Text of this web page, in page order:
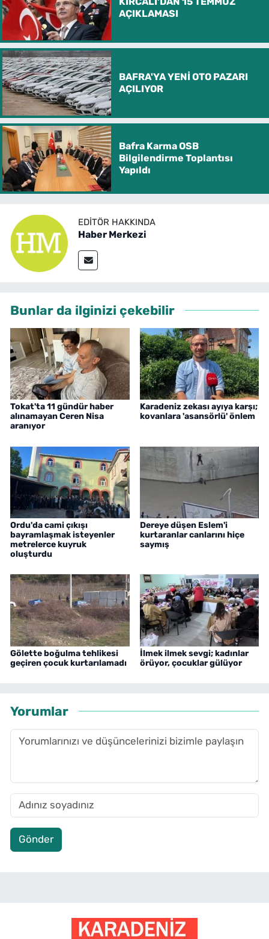
AÇIKLAMASI
BAFRA'YA YENİ OTO PAZARI
AÇILIYOR
Bafra Karma OSB
Bilgilendirme Toplantısı
Yapıldı
EDITÖR HAKKINDA
Haber Merkezi
Bunlar da ilginizi çekebilir
Tokat'ta 11 gündür haber
alınamayan Ceren Nisa
aranıyor
Karadeniz zekası ayıya karşı;
kovanlara 'asansörlü' önlem
Ordu'da cami çıkışı
bayramlaşmak isteyenler
metrelerce kuyruk
oluşturdu
Dereye düşen Eslem'i
kurtaranlar canlarını hiçe
saymış
Gölette boğulma tehlikesi
geçiren çocuk kurtarılamadı
İlmek ilmek sevgi; kadınlar
örüyor, çocuklar gülüyor
Yorumlar
Gönder